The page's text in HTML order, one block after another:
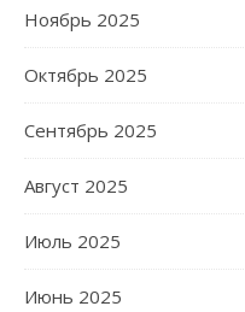
Ноябрь 2025
Октябрь 2025
Сентябрь 2025
Август 2025
Июль 2025
Июнь 2025